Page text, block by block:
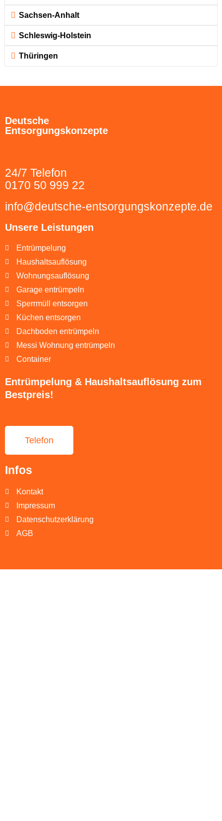
Sachsen-Anhalt
Schleswig-Holstein
Thüringen
Deutsche
Entsorgungskonzepte
24/7 Telefon
0170 50 999 22
info@deutsche-entsorgungskonzepte.de
Unsere Leistungen
Entrümpelung
Haushaltsauflösung
Wohnungsauflösung
Garage entrümpeln
Sperrmüll entsorgen
Küchen entsorgen
Dachboden entrümpeln
Messi Wohnung entrümpeln
Container
Entrümpelung & Haushaltsauflösung zum
Bestpreis!
Telefon
Infos
Kontakt
Impressum
Datenschutzerklärung
AGB